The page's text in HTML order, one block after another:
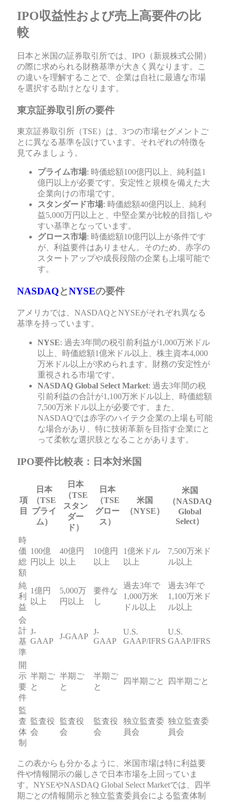
IPO収益性および売上高要件の比
較
日本と米国の証券取引所では、IPO（新規株式公開）
の際に求められる財務基準が大きく異なります。こ
の違いを理解することで、企業は自社に最適な市場
を選択する助けとなります。
東京証券取引所の要件
東京証券取引所（TSE）は、3つの市場セグメントご
とに異なる基準を設けています。それぞれの特徴を
見てみましょう。
プライム市場: 時価総額100億円以上、純利益1
億円以上が必要です。安定性と規模を備えた大
企業向けの市場です。
スタンダード市場: 時価総額40億円以上、純利
益5,000万円以上と、中堅企業が比較的目指しや
すい基準となっています。
グロース市場: 時価総額10億円以上が条件です
が、利益要件はありません。そのため、赤字の
スタートアップや成長段階の企業も上場可能で
す。
NASDAQとNYSEの要件
アメリカでは、NASDAQとNYSEがそれぞれ異なる
基準を持っています。
NYSE: 過去3年間の税引前利益が1,000万米ドル
以上、時価総額1億米ドル以上、株主資本4,000
万米ドル以上が求められます。財務の安定性が
重視される市場です。
NASDAQ Global Select Market: 過去3年間の税
引前利益の合計が1,100万米ドル以上、時価総額
7,500万米ドル以上が必要です。また、
NASDAQでは赤字のハイテク企業の上場も可能
な場合があり、特に技術革新を目指す企業にと
って柔軟な選択肢となることがあります。
IPO要件比較表：日本対米国
項
目
日本
（TSE
プライ
ム）
日本
（TSE
スタン
ダー
ド）
日本
（TSE
グロー
ス）
米国
（NYSE）
米国
（NASDAQ
Global
Select）
時
価
総
額
100億
円以上
40億円
以上
10億円
以上
1億米ドル
以上
7,500万米ド
ル以上
純
利
益
1億円
以上
5,000万
円以上
要件な
し
過去3年で
1,000万米
ドル以上
過去3年で
1,100万米ド
ル以上
会
計
基
準
J-
GAAP
J-GAAP
J-
GAAP
U.S.
GAAP/IFRS
U.S.
GAAP/IFRS
開
示
要
件
半期ご
と
半期ご
と
半期ご
と
四半期ごと 四半期ごと
監
査
体
制
監査役
会
監査役
会
監査役
会
独立監査委
員会
独立監査委
員会
この表からも分かるように、米国市場は特に利益要
件や情報開示の厳しさで日本市場を上回っていま
す。NYSEやNASDAQ Global Select Marketでは、四半
期ごとの情報開示と独立監査委員会による監査体制